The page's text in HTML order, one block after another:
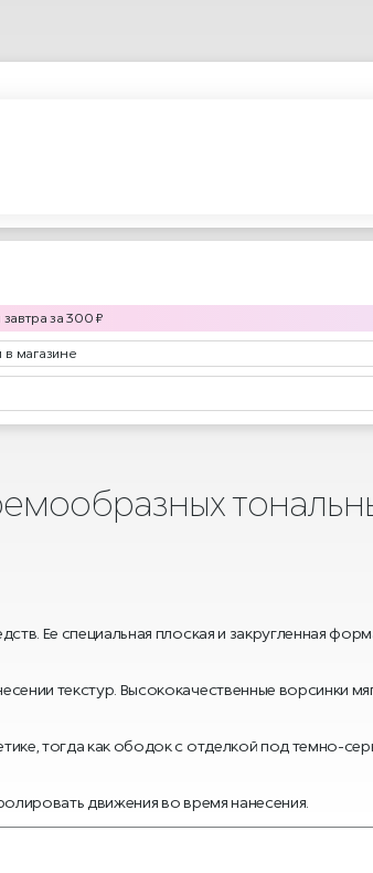
завтра за300 ₽
в магазине
Ее специальная плоская и закругленная
текстур. Высококачественные ворсинки
тогда как ободок с отделкой под темно-
движения во время нанесения.